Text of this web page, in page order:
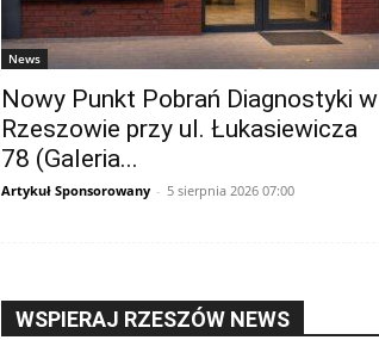
News
Nowy Punkt Pobrań Diagnostyki w
Rzeszowie przy ul. Łukasiewicza
78 (Galeria...
Artykuł Sponsorowany - 5 sierpnia 2026 07:00
WSPIERAJ RZESZÓW NEWS